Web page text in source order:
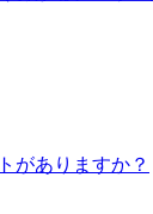
がありますか？